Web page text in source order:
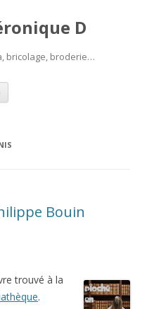
D
bricolage, broderie…
Aller
contenu
Bouin
trouvé à la
.